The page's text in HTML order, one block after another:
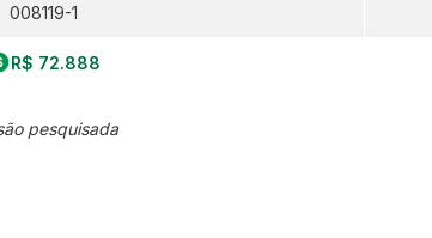
008119-1
R$ 72.888
pesquisada